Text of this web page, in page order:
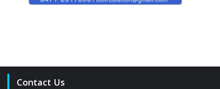
Contact Us